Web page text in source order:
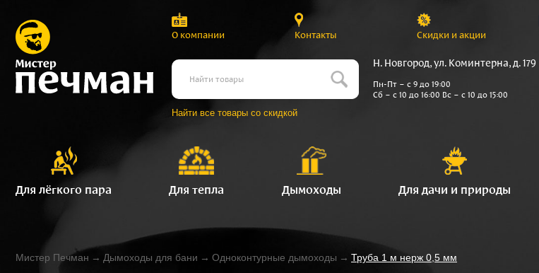
О компании Контакты Скидки и акции
Найти все товары со скидкой
Н. Новгород, ул. Коминтерна, д. 179
Пн-Пт – с 9 до 19:00
Сб – с 10 до 16:00 Вс – с 10 до 15:00
Для лёгкого пара Для тепла Дымоходы Для дачи и природы
Мистер Печман → Дымоходы для бани → Одноконтурные дымоходы → Труба 1 м нерж 0,5 мм